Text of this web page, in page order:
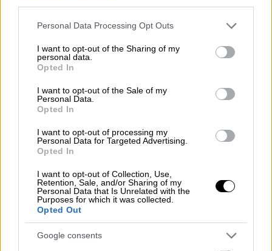
Please note that this website/app uses one or more Google
not limited to your visit or usage behaviour. You may click to
grant or deny consent to Google and its third-party tags to
use your data for below specified purposes in below Google
consent section.
Personal Data Processing Opt Outs
I want to opt-out of the Sharing of my
personal data.
Opted In
I want to opt-out of the Sale of my
Personal Data.
Opted In
I want to opt-out of processing my
Personal Data for Targeted Advertising.
Opted In
I want to opt-out of Collection, Use,
Retention, Sale, and/or Sharing of my
Personal Data that Is Unrelated with the
Purposes for which it was collected.
Opted Out
Google consents
Κόσμος|16.11.2024 21:58
Ο Πιτ Χέγκσεθ νέος υπουργός Άμυνας
των ΗΠΑ - Ο εκλεκτός του Τραμπ
κατηγορήθηκε για σεξουαλική επίθεση